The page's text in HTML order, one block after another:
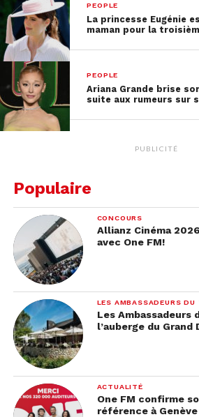
PEOPLE
La princesse Eugénie
maman pour la
PEOPLE
Ariana Grande brise
suite aux rumeurs sur
PUBLICITÉ
Populaire
CONCOURS
Allianz Cinéma
avec One FM!
LES AMBASSADEURS DU
Les Ambassadeurs
l’auberge du Grand
ACTUALITÉ
One FM confirme
référence à Genève